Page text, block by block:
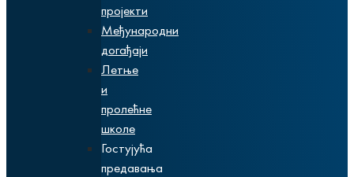
пројекти
Међународни
догађаји
Летње
и
пролећне
школе
Гостујућа
предавања